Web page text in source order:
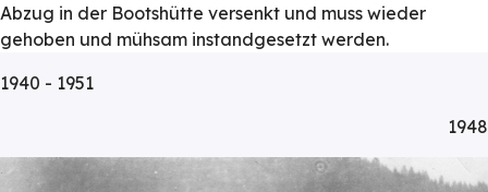
Abzug in der Bootshütte versenkt und muss wieder
gehoben und mühsam instandgesetzt werden.
1940 - 1951
1948